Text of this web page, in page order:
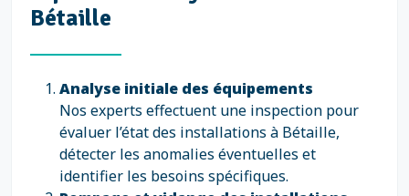
Bétaille
Analyse initiale des équipements
Nos experts effectuent une inspection pour
évaluer l’état des installations à Bétaille,
détecter les anomalies éventuelles et
identifier les besoins spécifiques.